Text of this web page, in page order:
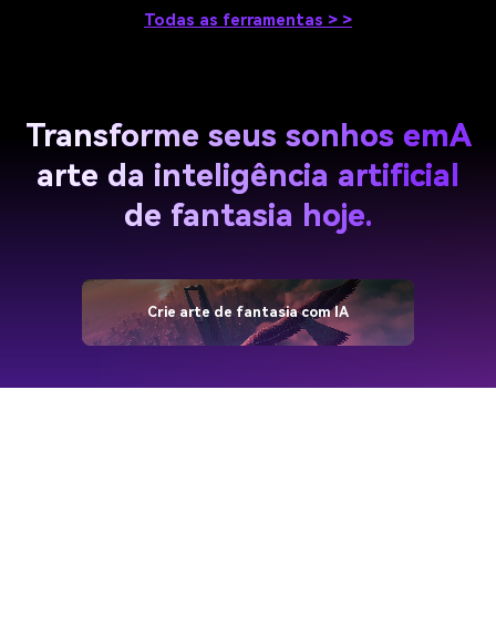
Todas as ferramentas > >
Transforme seus sonhos emA
arte da inteligência artificial
de fantasia hoje.
Crie arte de fantasia com IA